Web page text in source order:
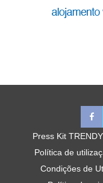
Press Kit TRENDY
Política de
Condições de